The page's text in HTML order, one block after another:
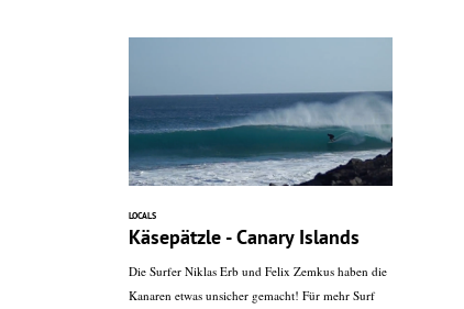
LOCALS
Käsepätzle - Canary Islands
Die Surfer Niklas Erb und Felix Zemkus haben die
Kanaren etwas unsicher gemacht! Für mehr Surf